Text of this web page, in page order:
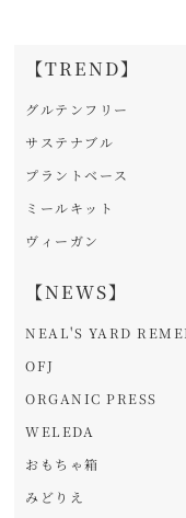
【TREND】
グルテンフリー
サステナブル
プラントベース
ミールキット
ヴィーガン
【NEWS】
NEAL'S YARD
OFJ
ORGANIC PRESS
WELEDA
おもちゃ箱
みどりえ